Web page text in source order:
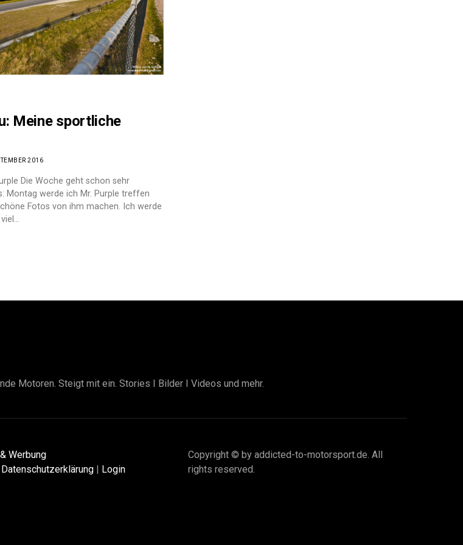
Meine sportliche
2016
Die Woche geht schon sehr
Montag werde ich Mr. Purple treffen
Fotos von ihm machen. Ich werde
Motoren. Steigt mit ein. Stories I Bilder I Videos und mehr.
Werbung
Datenschutzerklärung Login
Copyright © by addicted-to-motorsport.de. All
rights reserved.